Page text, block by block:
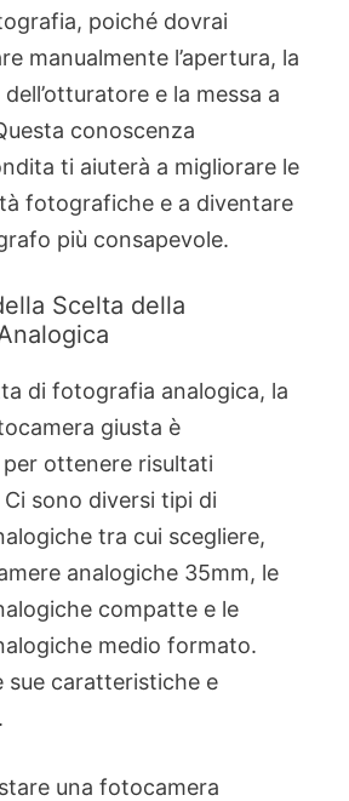
poiché dovrai
manualmente l’apertura, la
e la messa a
conoscenza
ti aiuterà a migliorare le
fotografiche e a diventare
più consapevole.
Scelta della
di fotografia analogica, la
giusta è
ottenere risultati
sono diversi tipi di
tra cui scegliere,
analogiche 35mm, le
compatte e le
medio formato.
sue caratteristiche e
una fotocamera